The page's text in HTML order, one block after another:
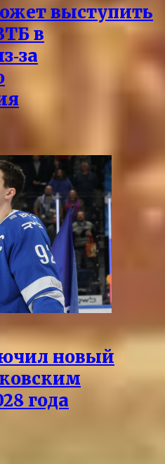
выступить
в
новый
года